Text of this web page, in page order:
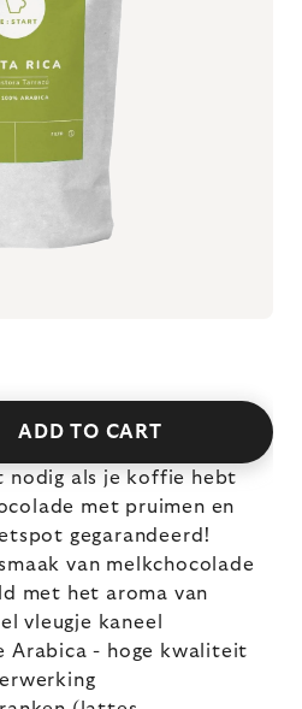
ADD TO CART
nodig als je koffie hebt
met pruimen en
gegarandeerd!
van melkchocolade
met het aroma van
vleugje kaneel
Arabica - hoge kwaliteit